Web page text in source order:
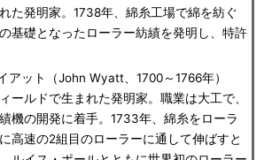
た発明家。1738年、綿糸工場で綿を紡ぐ
基礎となったローラー紡績を発明し、特許
アット（John Wyatt、1700～1766年）
ールドで生まれた発明家。職業は大工で、
機の開発に着手。1733年、綿糸をローラ
高速の2組目のローラーに通して伸ばすと